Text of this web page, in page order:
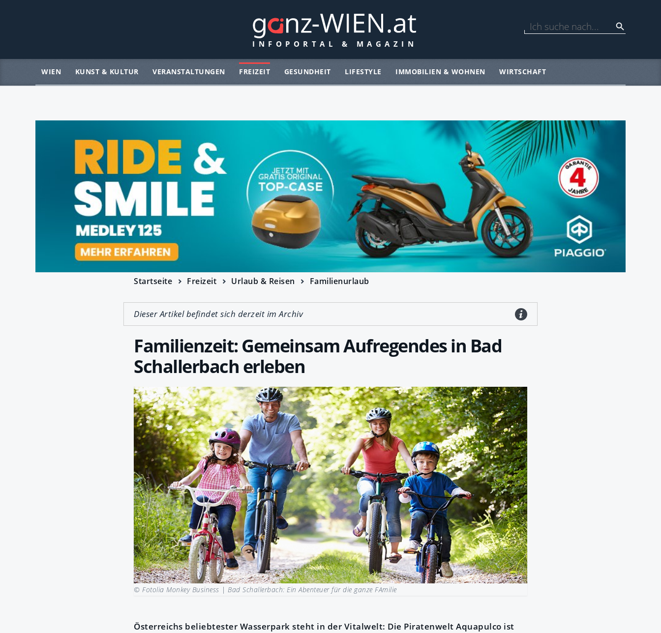
WIEN KUNST & KULTUR VERANSTALTUNGEN FREIZEIT GESUNDHEIT LIFESTYLE IMMOBILIEN & WOHNEN WIRTSCHAFT
Startseite Freizeit Urlaub & Reisen Familienurlaub
Dieser Artikel befindet sich derzeit im Archiv
Familienzeit: Gemeinsam Aufregendes in Bad
Schallerbach erleben
© Fotolia Monkey Business | Bad Schallerbach: Ein Abenteuer für die ganze FAmilie
Österreichs beliebtester Wasserpark steht in der Vitalwelt: Die Piratenwelt Aquapulco ist